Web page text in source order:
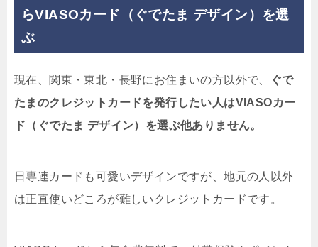
らVIASOカード（ぐでたま デザイン）を選
ぶ
現在、関東・東北・長野にお住まいの方以外で、
ぐで
たまのクレジットカードを発行したい人はVIASOカー
ド（ぐでたま デザイン）を選ぶ他ありません。
日専連カードも可愛いデザインですが、地元の人以外
は正直使いどころが難しいクレジットカードです。